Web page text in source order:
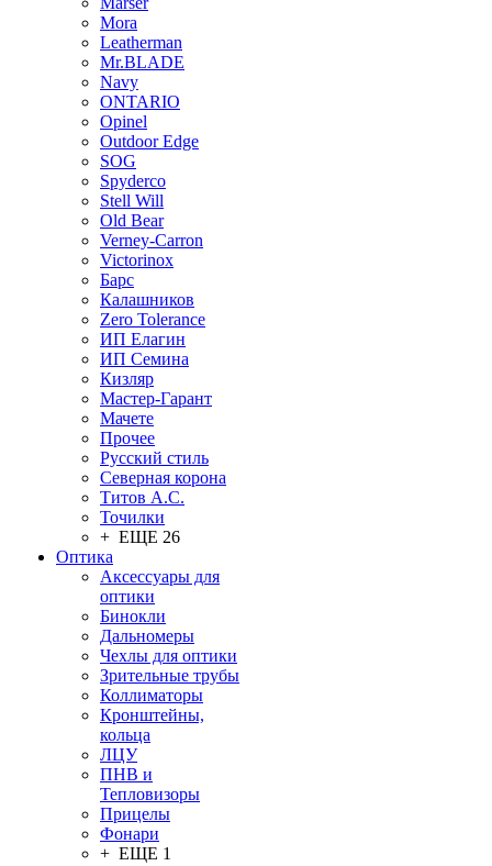
Mora
Leatherman
Mr.BLADE
Navy
ONTARIO
Opinel
Outdoor Edge
SOG
Spyderco
Stell Will
Old Bear
Verney-Carron
Victorinox
Барс
Калашников
Zero Tolerance
ИП Елагин
ИП Семина
Кизляр
Мастер-Гарант
Мачете
Прочее
Русский стиль
Северная корона
Титов А.С.
Точилки
+ ЕЩЕ 26
Оптика
Аксессуары для
оптики
Бинокли
Дальномеры
Чехлы для оптики
Зрительные трубы
Коллиматоры
Кронштейны,
кольца
ЛЦУ
ПНВ и
Тепловизоры
Прицелы
Фонари
+ ЕЩЕ 1